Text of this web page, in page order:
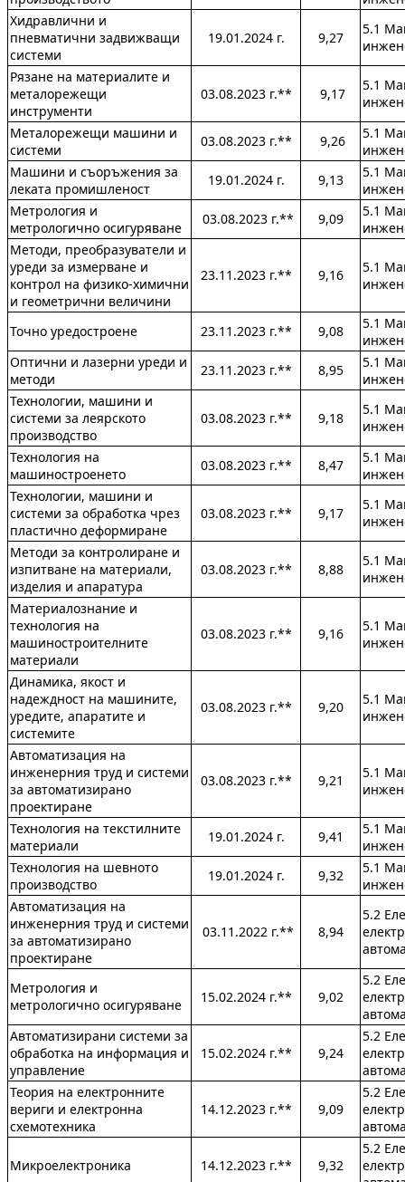
Хидравлични и
пневматични задвижващи
системи
19.01.2024 г. 9,27
5.1
Рязане на материалите и
металорежещи
инструменти
03.08.2023 г.** 9,17
5.1
Металорежещи машини и
системи
03.08.2023 г.** 9,26
5.1
Машини и съоръжения за
леката промишленост
19.01.2024 г. 9,13
5.1
Метрология и
метрологично осигуряване
03.08.2023 г.** 9,09
5.1
Методи, преобразуватели и
уреди за измерване и
контрол на физико-химични
и геометрични величини
23.11.2023 г.** 9,16
5.1
Точно уредостроене 23.11.2023 г.** 9,08
5.1
Оптични и лазерни уреди и
методи
23.11.2023 г.** 8,95
5.1
Технологии, машини и
системи за леярското
производство
03.08.2023 г.** 9,18
5.1
Технология на
машиностроенето
03.08.2023 г.** 8,47
5.1
Технологии, машини и
системи за обработка чрез
пластично деформиране
03.08.2023 г.** 9,17
5.1
Методи за контролиране и
изпитване на материали,
изделия и апаратура
03.08.2023 г.** 8,88
5.1
Материалознание и
технология на
машиностроителните
материали
03.08.2023 г.** 9,16
5.1
Динамика, якост и
надеждност на машините,
уредите, апаратите и
системите
03.08.2023 г.** 9,20
5.1
Автоматизация на
инженерния труд и системи
за автоматизирано
проектиране
03.08.2023 г.** 9,21
5.1
Технология на текстилните
материали
19.01.2024 г. 9,41
5.1
Технология на шевното
производство
19.01.2024 г. 9,32
5.1
Автоматизация на
инженерния труд и системи
за автоматизирано
проектиране
03.11.2022 г.** 8,94
5.2
Метрология и
метрологично осигуряване
15.02.2024 г.** 9,02
5.2
Автоматизирани системи за
обработка на информация и
управление
15.02.2024 г.** 9,24
5.2
Теория на електронните
вериги и електронна
схемотехника
14.12.2023 г.** 9,09
5.2
Микроелектроника 14.12.2023 г.** 9,32
5.2